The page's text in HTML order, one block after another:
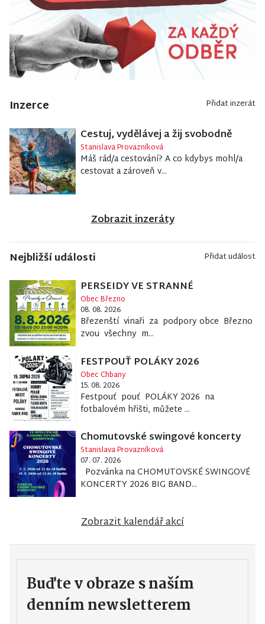
Inzerce Přidat inzerát
Cestuj, vydělávej a žij svobodně
Stanislava Provazníková
Máš rád/a cestování? A co kdybys mohl/a
cestovat a zároveň v...
Zobrazit inzeráty
Nejbližší události Přidat událost
PERSEIDY VE STRANNÉ
Obec Březno
08. 08. 2026
Březenští vinaři za podpory obce Březno
zvou všechny m...
FESTPOUŤ POLÁKY 2026
Obec Chbany
15. 08. 2026
Festpouť pouť POLÁKY 2026 na
fotbalovém hřišti, můžete ...
Chomutovské swingové koncerty
Stanislava Provazníková
07. 07. 2026
Pozvánka na CHOMUTOVSKÉ SWINGOVÉ
KONCERTY 2026 BIG BAND...
Zobrazit kalendář akcí
Buďte v obraze s naším
denním newsletterem